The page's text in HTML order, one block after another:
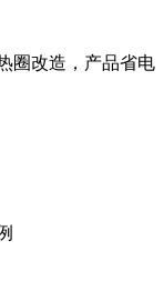
圈改造，产品省电